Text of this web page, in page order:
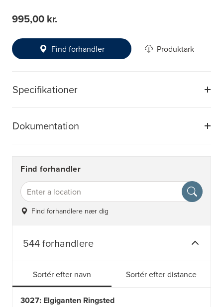
Specifikationer
Dokumentation
995,00 kr.
Find forhandler Produktark
Find forhandler
Find forhandlere nær dig
544 forhandlere
Sortér efter navn Sortér efter distance
3027: Elgiganten Ringsted